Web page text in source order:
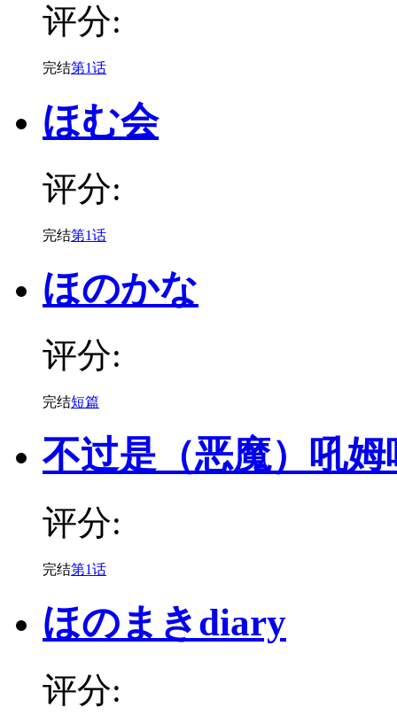
评分:
完结第1话
ほむ会
评分:
完结第1话
ほのかな
评分:
完结短篇
不过是（恶魔）吼
评分:
完结第1话
ほのまきdiary
评分: